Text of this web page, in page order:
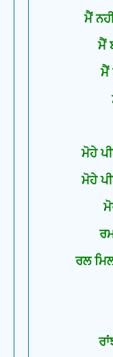
ਮੈਂ
ਮੈਂ
ਮੈਂ
ਮੋਹੇ
ਮੋਹੇ
ਰਲ